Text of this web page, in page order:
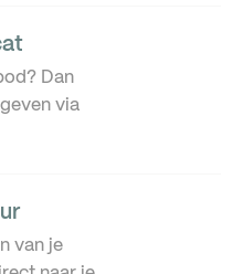
Dan
via
van je